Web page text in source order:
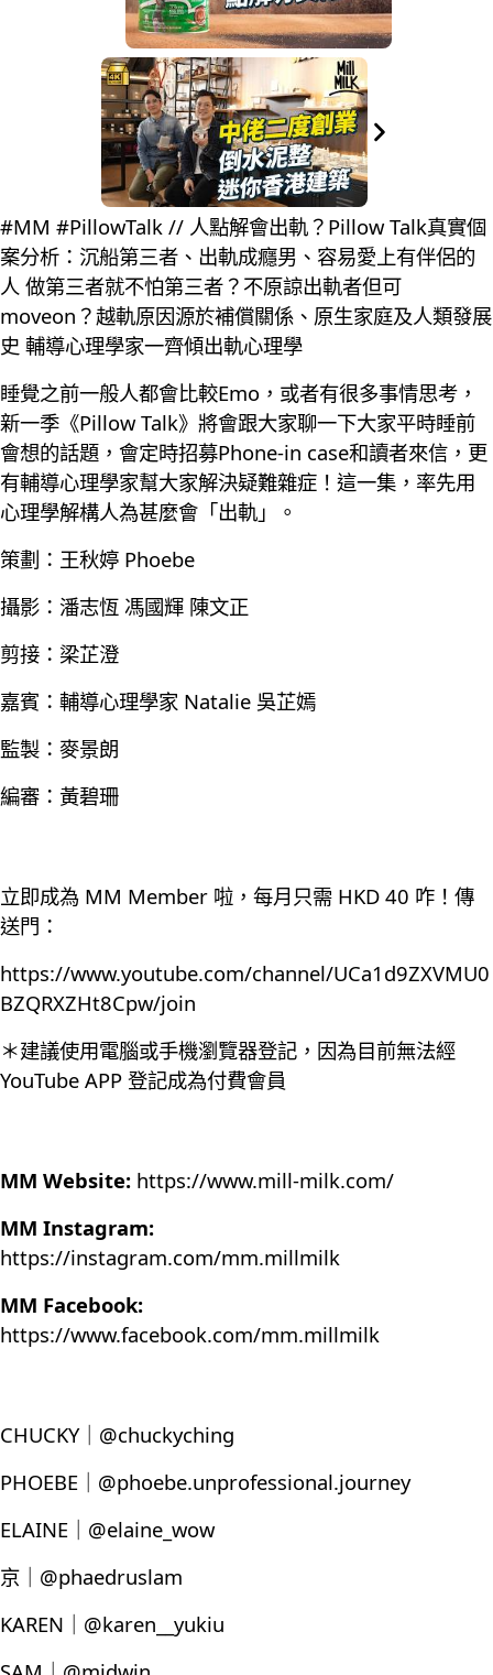
#MM #PillowTalk // 人點解會出軌？Pillow Talk真實個
案分析：沉船第三者、出軌成癮男、容易愛上有伴侶的
人 做第三者就不怕第三者？不原諒出軌者但可
moveon？越軌原因源於補償關係、原生家庭及人類發展
史 輔導心理學家一齊傾出軌心理學
睡覺之前一般人都會比較Emo，或者有很多事情思考，
新一季《Pillow Talk》將會跟大家聊一下大家平時睡前
會想的話題，會定時招募Phone-in case和讀者來信，更
有輔導心理學家幫大家解決疑難雜症！這一集，率先用
心理學解構人為甚麼會「出軌」。
策劃：王秋婷 Phoebe
攝影：潘志恆 馮國輝 陳文正
剪接：梁芷澄
嘉賓：輔導心理學家 Natalie 吳芷嫣
監製：麥景朗
編審：黃碧珊
立即成為 MM Member 啦，每月只需 HKD 40 咋！傳
送門：
https://www.youtube.com/channel/UCa1d9ZXVMU0
BZQRXZHt8Cpw/join
＊建議使用電腦或手機瀏覽器登記，因為目前無法經
YouTube APP 登記成為付費會員
MM Website: https://www.mill-milk.com/
MM Instagram:
https://instagram.com/mm.millmilk
MM Facebook:
https://www.facebook.com/mm.millmilk
CHUCKY｜@chuckyching
PHOEBE｜@phoebe.unprofessional.journey
ELAINE｜@elaine_wow
京｜@phaedruslam
KAREN｜@karen__yukiu